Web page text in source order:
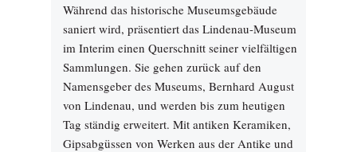
Während das historische Museumsgebäude
saniert wird, präsentiert das Lindenau-Museum
im Interim einen Querschnitt seiner vielfältigen
Sammlungen. Sie gehen zurück auf den
Namensgeber des Museums, Bernhard August
von Lindenau, und werden bis zum heutigen
Tag ständig erweitert. Mit antiken Keramiken,
Gipsabgüssen von Werken aus der Antike und